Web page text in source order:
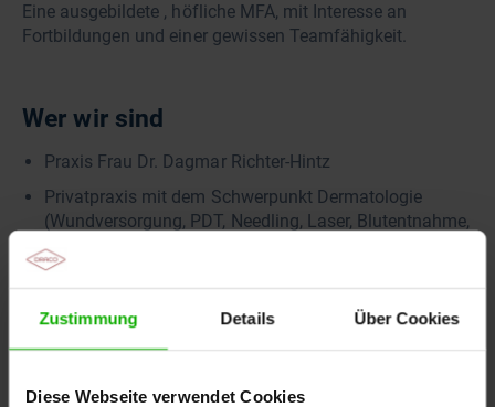
Zustimmung Details Über Cookies
Diese Webseite verwendet Cookies
Eine ausgebildete , höfliche MFA, mit Interesse an
Fortbildungen und einer gewissen Teamfähigkeit.
Wer wir sind
Praxis Frau Dr. Dagmar Richter-Hintz
Privatpraxis mit dem Schwerpunkt Dermatologie
(Wundversorgung, PDT, Needling, Laser, Blutentnahme,
operative Eingriffe, Peeling, individuelle Betreuung
u.v.m.)
1 Hauptärztin, 2 Ärzte auf Teilzeit (z.Zt. nur Dienstag),
5 MFAs + Podologin